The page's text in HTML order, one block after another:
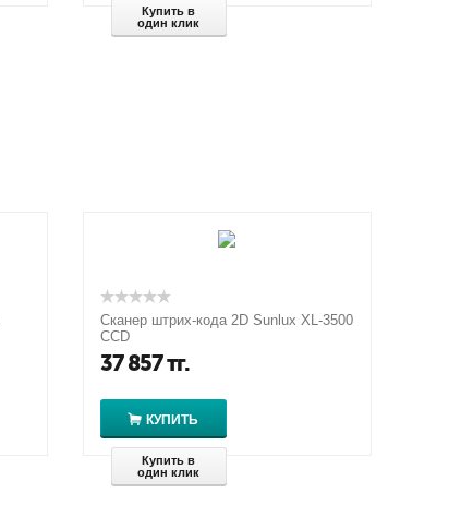
Купить в
один клик
Сканер штрих-кода 2D Sunlux XL-3500
CCD
37 857тг.
КУПИТЬ
Купить в
один клик